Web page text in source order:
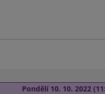
Pondělí 10. 10. 2022